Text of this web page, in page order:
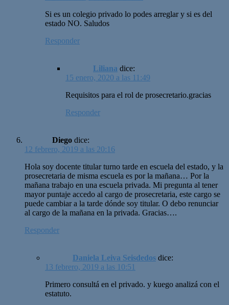
Si es un colegio privado lo podes arreglar y si es del
estado NO. Saludos
Responder
Liliana dice:
15 enero, 2020 a las 11:49
Requisitos para el rol de prosecretario.gracias
Responder
Diego dice:
12 febrero, 2019 a las 20:16
Hola soy docente titular turno tarde en escuela del estado, y la
prosecretaria de misma escuela es por la mañana… Por la
mañana trabajo en una escuela privada. Mi pregunta al tener
mayor puntaje accedo al cargo de prosecretaria, este cargo se
puede cambiar a la tarde dónde soy titular. O debo renunciar
al cargo de la mañana en la privada. Gracias….
Responder
Daniela Leiva Seisdedos dice:
13 febrero, 2019 a las 10:51
Primero consultá en el privado. y kuego analizá con el
estatuto.